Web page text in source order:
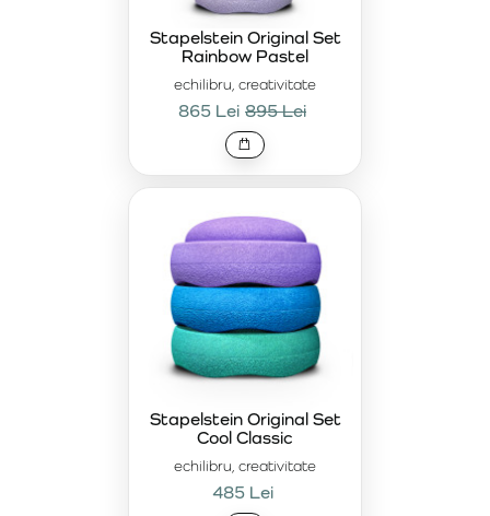
echilibru, creativitate
Stapelstein Original Set
Rainbow Pastel
865 Lei 895 Lei
echilibru, creativitate
Stapelstein Original Set
Cool Classic
485 Lei